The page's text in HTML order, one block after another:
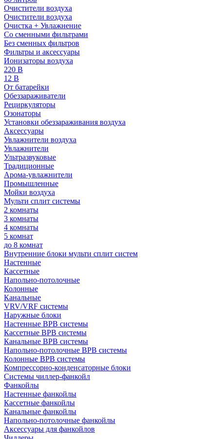
Очистители воздуха
Очистители воздуха
Очистка + Увлажнение
Cо сменными фильтрами
Без сменных фильтров
Фильтры и аксессуары
Ионизаторы воздуха
220 В
12 В
От батарейки
Обеззараживатели
Рециркуляторы
Озонаторы
Установки обеззараживания воздуха
Аксессуары
Увлажнители воздуха
Увлажнители
Ультразвуковые
Традиционные
Арома-увлажнители
Промышленные
Мойки воздуха
Мульти сплит системы
2 комнаты
3 комнаты
4 комнаты
5 комнат
до 8 комнат
Внутренние блоки мульти сплит систем
Настенные
Кассетные
Напольно-потолочные
Колонные
Канальные
VRV/VRF системы
Наружные блоки
Настенные ВРВ системы
Кассетные ВРВ системы
Канальные ВРВ системы
Напольно-потолочные ВРВ системы
Колонные ВРВ системы
Компрессорно-конденсаторные блоки
Системы чиллер-фанкойл
Фанкойлы
Настенные фанкойлы
Кассетные фанкойлы
Канальные фанкойлы
Напольно-потолочные фанкойлы
Аксессуары для фанкойлов